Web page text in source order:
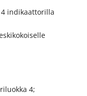
indikaattorilla
4;